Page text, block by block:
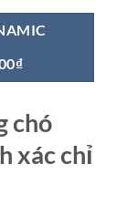
chó
xác chỉ